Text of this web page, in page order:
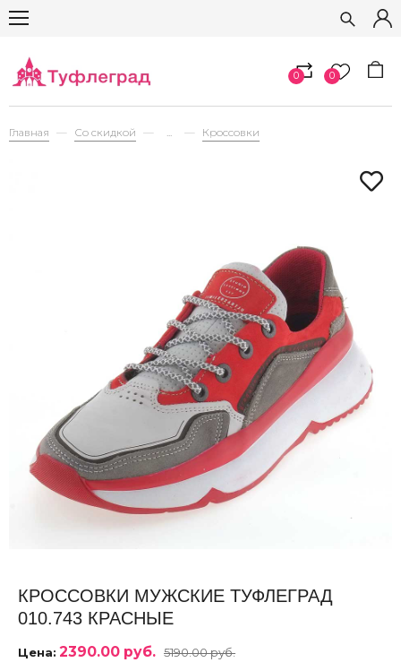
0 0
Главная Со скидкой ... Кроссовки
КРОССОВКИ МУЖСКИЕ ТУФЛЕГРАД
010.743 КРАСНЫЕ
Цена: 2390.00 руб. 5190.00 руб.